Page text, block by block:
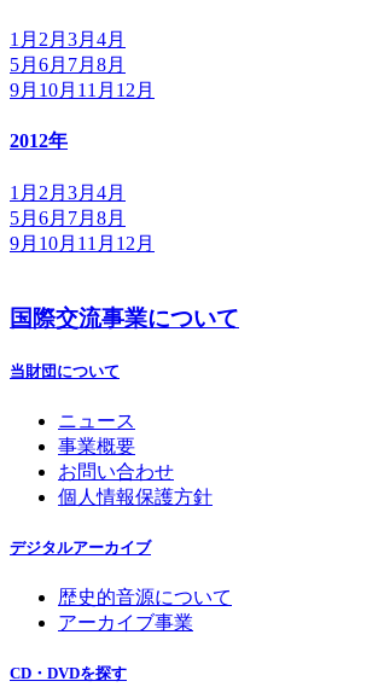
1月 2月 3月 4月
5月 6月 7月 8月
9月 10月 11月 12月
2012年
1月 2月 3月 4月
5月 6月 7月 8月
9月 10月 11月 12月
国際交流事業について
当財団について
ニュース
事業概要
お問い合わせ
個人情報保護方針
デジタルアーカイブ
歴史的音源について
アーカイブ事業
CD・DVDを探す